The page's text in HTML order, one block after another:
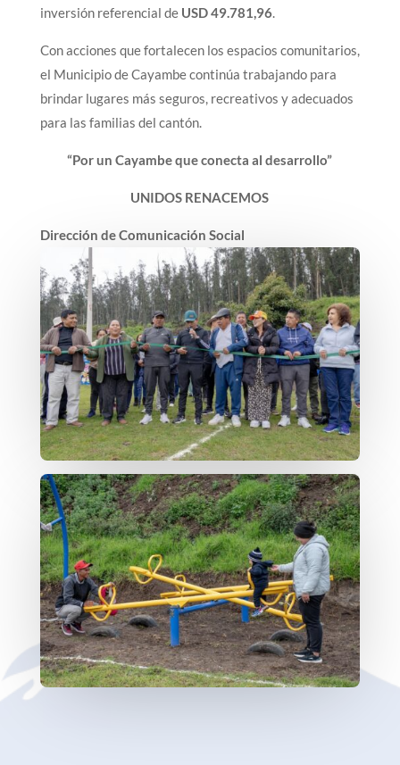
inversión referencial de USD 49.781,96.
Con acciones que fortalecen los espacios comunitarios,
el Municipio de Cayambe continúa trabajando para
brindar lugares más seguros, recreativos y adecuados
para las familias del cantón.
“Por un Cayambe que conecta al desarrollo”
UNIDOS RENACEMOS
Dirección de Comunicación Social